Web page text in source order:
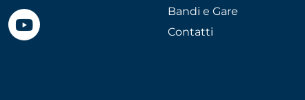
Bandi e Gare
Contatti